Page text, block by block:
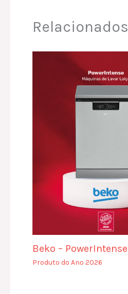
Relacionados
Beko – PowerIntense
Produto do Ano 2026